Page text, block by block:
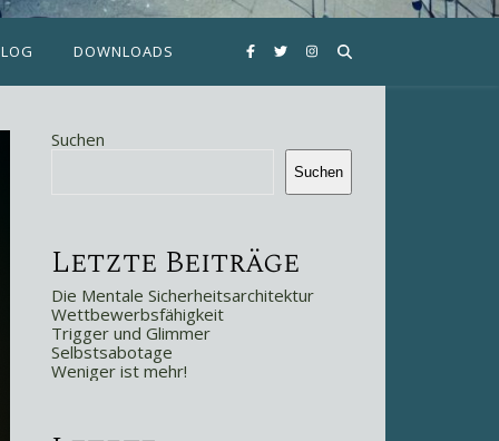
DOWNLOADS
Suchen
Suchen
Letzte Beiträge
Die Mentale Sicherheitsarchitektur
Wettbewerbsfähigkeit
Trigger und Glimmer
Selbstsabotage
Weniger ist mehr!